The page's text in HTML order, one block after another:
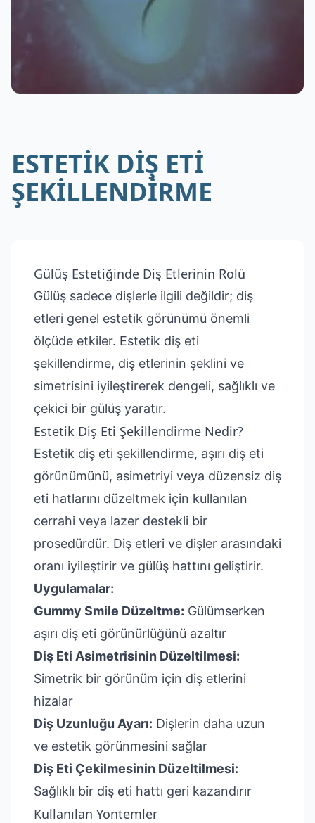
ESTETİK DİŞ ETİ
ŞEKİLLENDİRME
Gülüş Estetiğinde Diş Etlerinin Rolü
Gülüş sadece dişlerle ilgili değildir; diş
etleri genel estetik görünümü önemli
ölçüde etkiler. Estetik diş eti
şekillendirme, diş etlerinin şeklini ve
simetrisini iyileştirerek dengeli, sağlıklı ve
çekici bir gülüş yaratır.
Estetik Diş Eti Şekillendirme Nedir?
Estetik diş eti şekillendirme, aşırı diş eti
görünümünü, asimetriyi veya düzensiz diş
eti hatlarını düzeltmek için kullanılan
cerrahi veya lazer destekli bir
prosedürdür. Diş etleri ve dişler arasındaki
oranı iyileştirir ve gülüş hattını geliştirir.
Uygulamalar:
Gummy Smile Düzeltme: Gülümserken
aşırı diş eti görünürlüğünü azaltır
Diş Eti Asimetrisinin Düzeltilmesi:
Simetrik bir görünüm için diş etlerini
hizalar
Diş Uzunluğu Ayarı: Dişlerin daha uzun
ve estetik görünmesini sağlar
Diş Eti Çekilmesinin Düzeltilmesi:
Sağlıklı bir diş eti hattı geri kazandırır
Kullanılan Yöntemler